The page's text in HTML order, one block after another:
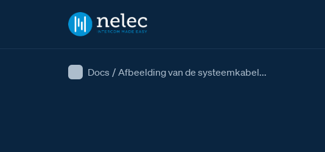
Docs / Afbeelding van de systeemkabel...